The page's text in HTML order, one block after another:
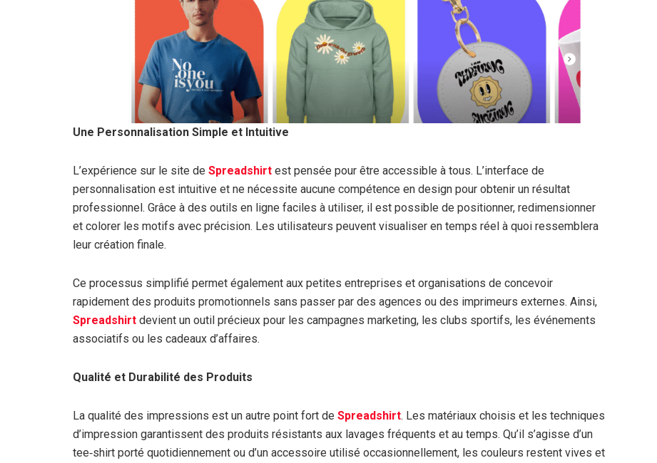
Une Personnalisation Simple et Intuitive
L’expérience sur le site de Spreadshirt est pensée pour être accessible à tous. L’interface de
personnalisation est intuitive et ne nécessite aucune compétence en design pour obtenir un résultat
professionnel. Grâce à des outils en ligne faciles à utiliser, il est possible de positionner, redimensionner
et colorer les motifs avec précision. Les utilisateurs peuvent visualiser en temps réel à quoi ressemblera
leur création finale.
Ce processus simplifié permet également aux petites entreprises et organisations de concevoir
rapidement des produits promotionnels sans passer par des agences ou des imprimeurs externes. Ainsi,
Spreadshirt devient un outil précieux pour les campagnes marketing, les clubs sportifs, les événements
associatifs ou les cadeaux d’affaires.
Qualité et Durabilité des Produits
La qualité des impressions est un autre point fort de Spreadshirt. Les matériaux choisis et les techniques
d’impression garantissent des produits résistants aux lavages fréquents et au temps. Qu’il s’agisse d’un
tee‑shirt porté quotidiennement ou d’un accessoire utilisé occasionnellement, les couleurs restent vives et